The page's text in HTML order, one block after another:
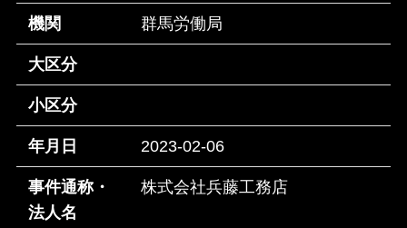
機関 群馬労働局
大区分
小区分
年月日 2023-02-06
事件通称・
法人名
株式会社兵藤工務店